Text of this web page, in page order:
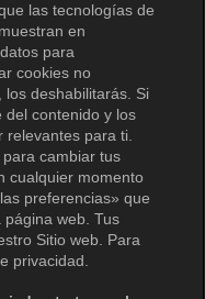
las tecnologías de
en
para
cookies no
deshabilitarás. Si
del contenido y los
para ti.
cambiar tus
cualquier momento
preferencias» que
web. Tus
Sitio web. Para
privacidad.